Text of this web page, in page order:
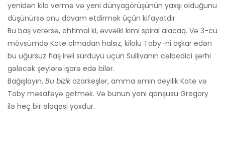
yenidən kilo vermə və yeni dünyagörüşünün yaxşı olduğunu
düşünürsə onu davam etdirmək üçün kifayətdir.
Bu baş verərsə, ehtimal ki, əvvəlki kimi spiral alacaq. Və 3-cü
mövsümdə Kate olmadan halsız, kilolu Toby-ni aşkar edən
bu uğursuz flaş irəli sürdüyü üçün Sullivanın cəlbedici şərhi
gələcək şeylərə işarə edə bilər.
Bağışlayın, Bu bizikazarkeşlər, amma əmin deyilik Kate və
Toby məsafəyə getmək. Və bunun yeni qonşusu Gregory
ilə heç bir əlaqəsi yoxdur.